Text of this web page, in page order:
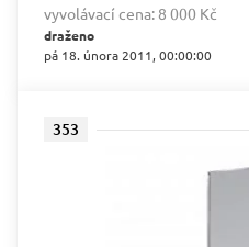
vyvolávací cena: 8 000 Kč
draženo
pá 18. února 2011, 00:00:00
353